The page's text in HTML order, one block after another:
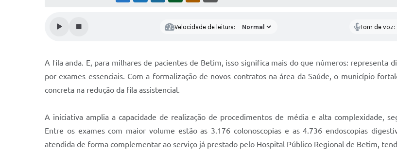
Velocidade de leitura: Tom de voz:
A fila anda. E, para milhares de pacientes de Betim, isso significa mais do que números: representa
por exames essenciais. Com a formalização de novos contratos na área da Saúde, o município
concreta na redução da fila assistencial.
A iniciativa amplia a capacidade de realização de procedimentos de média e alta complexidade,
Entre os exames com maior volume estão as 3.176 colonoscopias e as 4.736 endoscopias
atendida de forma complementar ao serviço já prestado pelo Hospital Público Regional de Betim,